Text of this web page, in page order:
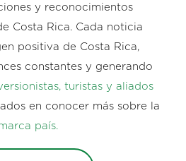
y reconocimientos
Costa Rica. Cada noticia
positiva de Costa Rica,
constantes y generando
turistas y aliados
en conocer más sobre la
país.